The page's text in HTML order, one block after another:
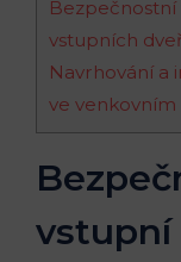
Bezpečnostní
vstupních
Navrhování a
ve
vstupní